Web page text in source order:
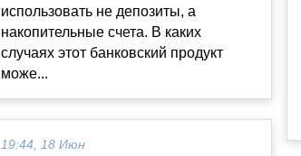
использовать не депозиты, а
накопительные счета. В каких
случаях этот банковский продукт
може...
19:44, 18 Июн